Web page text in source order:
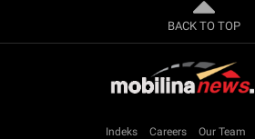
BACK TO TOP
Indeks Careers Our Team